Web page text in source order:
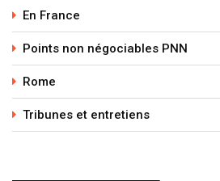
En France
Points non négociables PNN
Rome
Tribunes et entretiens